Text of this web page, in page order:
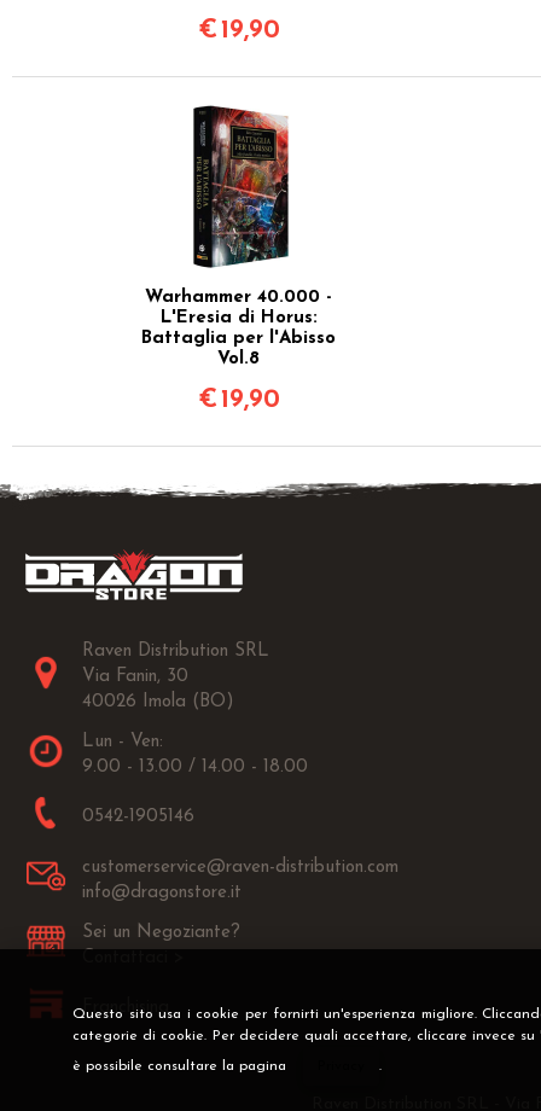
Questo sito usa i cookie per fornirti un'esperienza migliore.
categorie di cookie. Per decidere quali accettare, cliccare invece su
è possibile consultare la pagina .
€ 19,90
Warhammer 40.000 -
L'Eresia di Horus:
Battaglia per l'Abisso
Vol.8
€ 19,90
Raven Distribution SRL
Via Fanin, 30
40026 Imola (BO)
Lun - Ven:
9.00 - 13.00 / 14.00 - 18.00
0542-1905146
customerservice@raven-distribution.com
info@dragonstore.it
Sei un Negoziante?
Franchising